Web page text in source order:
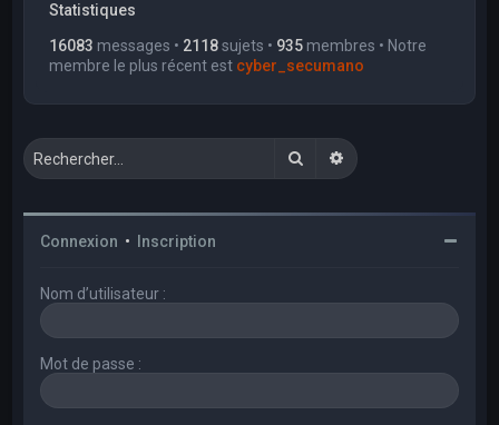
Statistiques
16083 messages • 2118sujets • 935 membres • Notre
membre le plus récent est cyber_secumano
RechercherRecherche avancée
Connexion • Inscription
Nom d’utilisateur :
Mot de passe :